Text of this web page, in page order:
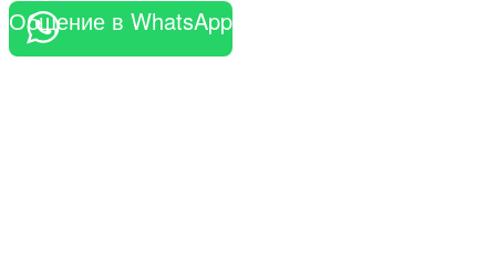
Общение в WhatsApp